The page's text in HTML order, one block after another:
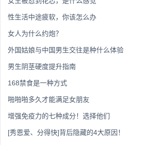
性生活中途疲软，你该怎么办
女人为什么约炮？
外国姑娘与中国男生交往是种什么体验
男生阴茎硬度提升指南
168禁食是一种方式
啪啪啪多久才能满足女朋友
增强免疫力的七种成分！选择他们
[秀恩爱、分得快]背后隐藏的4大原因！